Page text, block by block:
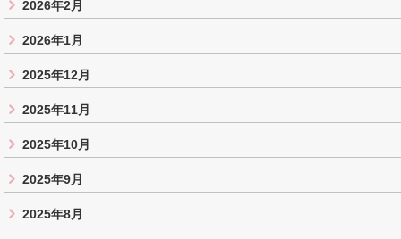
2026年2月
2026年1月
2025年12月
2025年11月
2025年10月
2025年9月
2025年8月